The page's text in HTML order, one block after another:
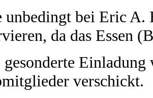
unbedingt bei Eric A.
da das Essen
gesonderte Einladung
verschickt.